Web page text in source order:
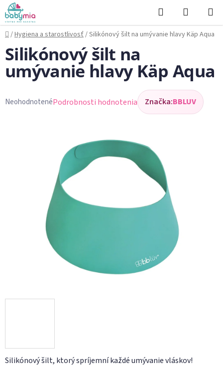
Prejsť
na
obsah
Hľadať
KOŠÍK
Domov
/Hygiena a starostlivosť/Silikónový šilt na umývanie hlavy Käp Aqua
Silikónový šilt, ktorý spríjemní každé umývanie vláskov!
Silikónový šilt na
umývanie hlavy Käp Aqua
Priemerné
NeohodnotenéPodrobnosti hodnotenia Značka:BBLUV